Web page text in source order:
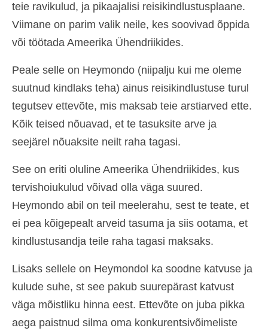
teie ravikulud, ja pikaajalisi reisikindlustusplaane.
Viimane on parim valik neile, kes soovivad õppida
või töötada Ameerika Ühendriikides.
Peale selle on Heymondo (niipalju kui me oleme
suutnud kindlaks teha) ainus reisikindlustuse turul
tegutsev ettevõte, mis maksab teie arstiarved ette.
Kõik teised nõuavad, et te tasuksite arve ja
seejärel nõuaksite neilt raha tagasi.
See on eriti oluline Ameerika Ühendriikides, kus
tervishoiukulud võivad olla väga suured.
Heymondo abil on teil meelerahu, sest te teate, et
ei pea kõigepealt arveid tasuma ja siis ootama, et
kindlustusandja teile raha tagasi maksaks.
Lisaks sellele on Heymondol ka soodne katvuse ja
kulude suhe, st see pakub suurepärast katvust
väga mõistliku hinna eest. Ettevõte on juba pikka
aega paistnud silma oma konkurentsivõimeliste